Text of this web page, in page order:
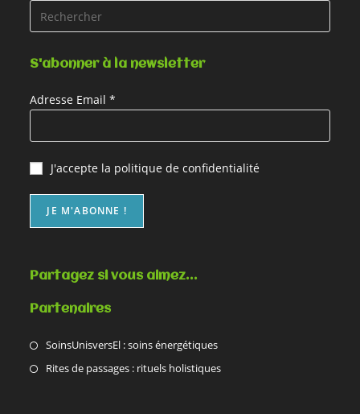
S'abonner à la newsletter
Adresse Email *
J'accepte la politique de confidentialité
Partagez si vous aimez…
Partenaires
SoinsUnisversEl : soins énergétiques
Rites de passages : rituels holistiques